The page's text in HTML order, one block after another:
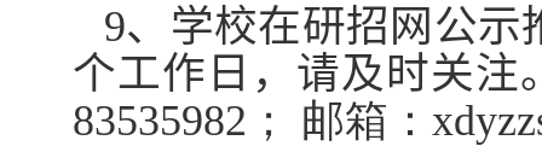
9、 学校在研招网 公示
个工作日，请及时关注
83535982 ； 邮箱：